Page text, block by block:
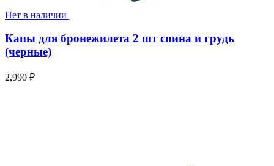
Нет в наличии
Капы для бронежилета 2 шт спина и грудь
(черные)
2,990 ₽